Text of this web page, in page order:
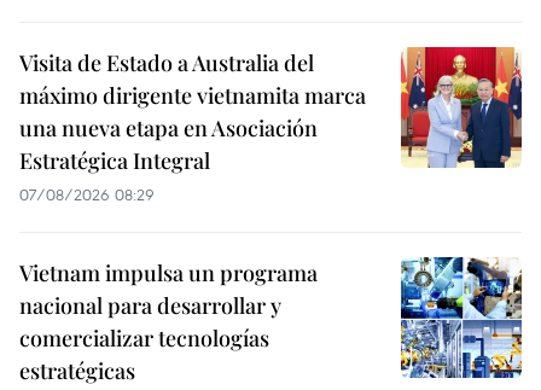
Visita de Estado a Australia del
máximo dirigente vietnamita marca
una nueva etapa en Asociación
Estratégica Integral
07/08/2026 08:29
Vietnam impulsa un programa
nacional para desarrollar y
comercializar tecnologías
estratégicas